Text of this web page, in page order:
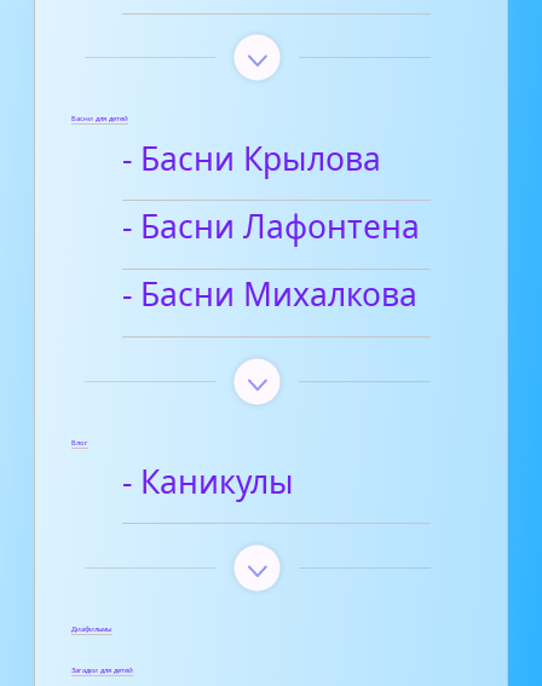
Басни для детей
- Басни Крылова
- Басни Лафонтена
- Басни Михалкова
Блог
- Каникулы
Диафильмы
Загадки для детей